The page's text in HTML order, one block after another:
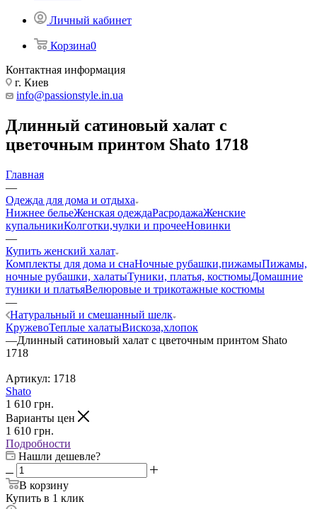
Личный кабинет
Корзина0
Контактная информация
г. Киев
info@passionstyle.in.ua
Длинный сатиновый халат с
цветочным принтом Shato 1718
Главная
—
Одежда для дома и отдыха
Нижнее бельеЖенская одеждаРасродажаЖенские
купальникиКолготки,чулки и прочееНовинки
—
Купить женский халат
Комплекты для дома и снаНочные рубашки,пижамыПижамы,
ночные рубашки, халатыТуники, платья, костюмыДомашние
туники и платьяВелюровые и трикотажные костюмы
—
Натуральный и смешанный шелк
КружевоТеплые халатыВискоза,хлопок
—Длинный сатиновый халат с цветочным принтом Shato
1718
Артикул: 1718
Shato
1 610 грн.
Варианты цен
1 610 грн.
Подробности
Нашли дешевле?
В корзину
Купить в 1 клик